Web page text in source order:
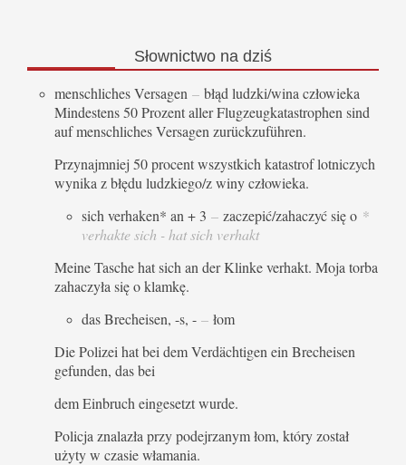
Słownictwo na dziś
menschliches Versagen – błąd ludzki/wina człowieka
Mindestens 50 Prozent aller Flugzeugkatastrophen sind
auf menschliches Versagen zurückzuführen.
Przynajmniej 50 procent wszystkich katastrof lotniczych
wynika z błędu ludzkiego/z winy człowieka.
sich verhaken* an + 3 – zaczepić/zahaczyć się o *
verhakte sich - hat sich verhakt
Meine Tasche hat sich an der Klinke verhakt. Moja torba
zahaczyła się o klamkę.
das Brecheisen, -s, - – łom
Die Polizei hat bei dem Verdächtigen ein Brecheisen
gefunden, das bei
dem Einbruch eingesetzt wurde.
Policja znalazła przy podejrzanym łom, który został
użyty w czasie włamania.